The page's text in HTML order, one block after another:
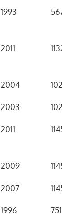
1993
2011
2004
2003
2011
2009
2007
1996